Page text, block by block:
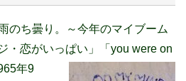
のち曇り。～今年のマイブーム
・恋がいっぱい」
「you were on
年9